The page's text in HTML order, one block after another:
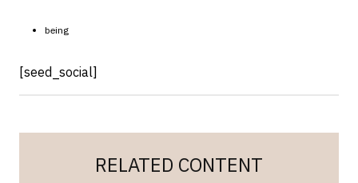
being
[seed_social]
RELATED CONTENT